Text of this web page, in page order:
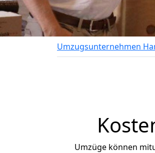
Umzugsunternehmen
Umzüge können